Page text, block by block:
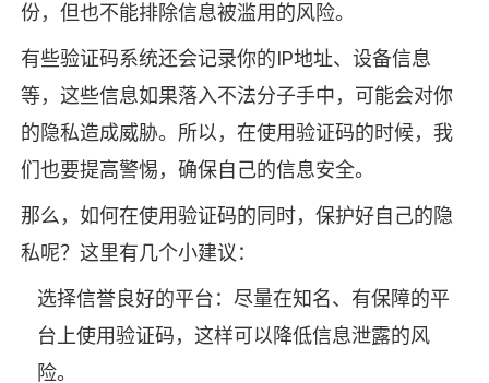
份，但也不能排除信息被滥用的风险。
有些验证码系统还会记录你的IP地址、设备信息
等，这些信息如果落入不法分子手中，可能会对你
的隐私造成威胁。所以，在使用验证码的时候，我
们也要提高警惕，确保自己的信息安全。
那么，如何在使用验证码的同时，保护好自己的隐
私呢？这里有几个小建议：
选择信誉良好的平台：尽量在知名、有保障的平
台上使用验证码，这样可以降低信息泄露的风
险。